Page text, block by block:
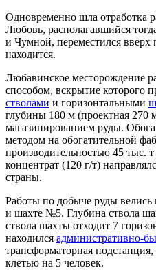
Одновременно шла отработка
Любовь, располагавшийся
и Чумной, переместился вверх
находится.
Любавинское месторождение
способом, вскрытие которого
стволами и горизонтальными
глубины 180 м (проектная 270
магазинированием руды.
методом на обогатительной
производительностью 45 тыс.
концентрат (120 г/т)
страны.
Работы по добыче руды
и шахте №5. Глубина ствола
ствола шахты отходит 7
находился административно-
трансформаторная
клетью на 5 человек.